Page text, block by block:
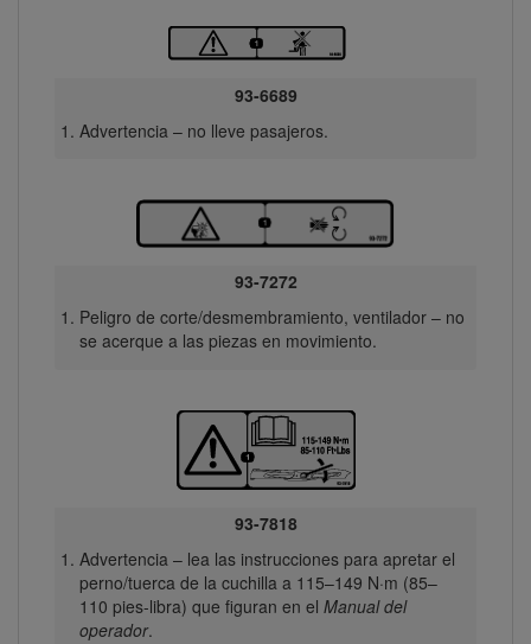
93-6689
Advertencia – no lleve pasajeros.
93-7272
Peligro de corte/desmembramiento, ventilador – no
se acerque a las piezas en movimiento.
93-7818
Advertencia – lea las instrucciones para apretar el
perno/tuerca de la cuchilla a 115–149 N·m (85–
110 pies-libra) que figuran en el Manual del
operador.